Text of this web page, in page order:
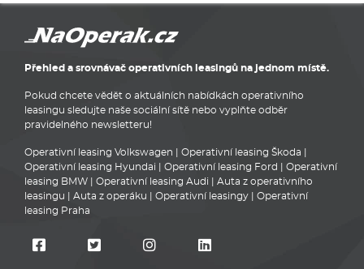
Přehled a srovnávač operativních leasingů na jednom místě.
Pokud chcete vědět o aktuálních nabídkách operativního
leasingu sledujte naše sociální sítě nebo vyplňte odběr
pravidelného newsletteru!
Operativní leasing Volkswagen Operativní leasing Škoda
Operativní leasing Hyundai
Operativní leasing Ford
Operativní
leasing BMW
Operativní leasing Audi
Auta z operativního
leasingu
Auta z operáku Operativní leasingy
Operativní
leasing Praha